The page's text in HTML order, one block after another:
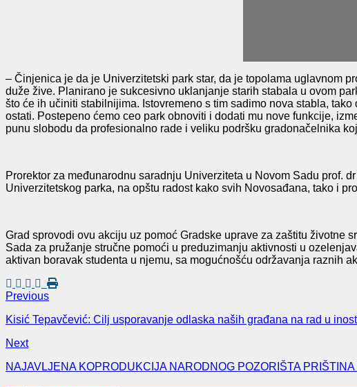
– Činjenica je da je Univerzitetski park star, da je topo ama uglavnom
duže žive. P lanirano je sukcesivno uklanjanje starih stabala u ovom
što će ih učiniti stabilnijima. Istovremeno s tim sadimo nova stabla, tako
ostati. Postepeno ćemo ceo park obnoviti i dodati mu nove funkcije,
punu slobodu da profesionalno rade i veliku podršku gradonačelnika
Prorektor za međunarodnu saradnju Univerziteta u Novom Sadu prof.
Univerzitetskog parka, na opštu radost kako svih Novosađana, tako i
Grad sprovodi ovu akciju uz pomoć Gradske uprave za zaštitu životne
Sada za pružanje stručne pomoći u preduzimanju aktivnosti u
aktivan boravak studenta u njemu, sa mogućnošću održavanja raznih
Previous
Kisić Tepavčević: Cilj usporavanje odlaska naših građana na rad u
Next
NAJAVLJENA KOPRODUKCIJA NARODNOG POZORIŠTA